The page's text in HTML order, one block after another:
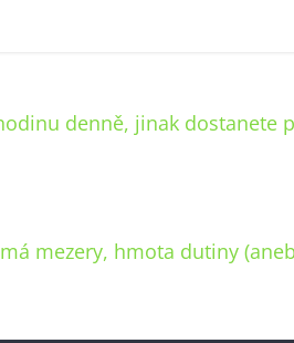
denně, jinak dostanete
mezery, hmota dutiny